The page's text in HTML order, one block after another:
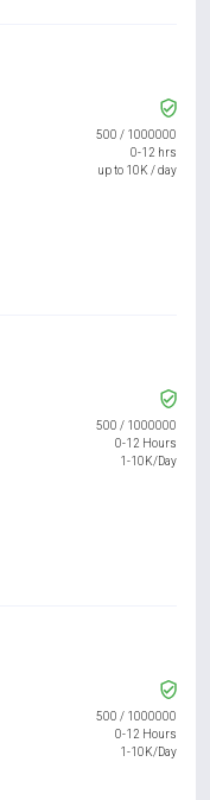
500 / 1000000
0-12 hrs
up to 10K / day
500 / 1000000
0-12 Hours
1-10K/Day
500 / 1000000
0-12 Hours
1-10K/Day